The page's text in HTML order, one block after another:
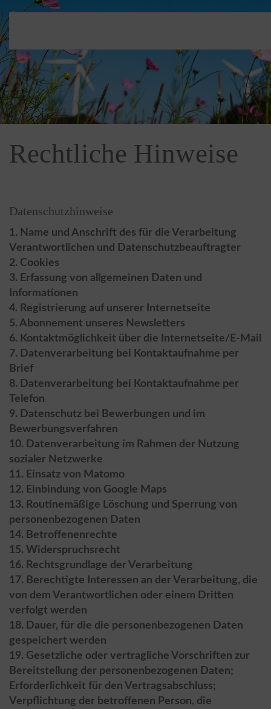
Rechtliche Hinweise
Datenschutzhinweise
1. Name und Anschrift des für die Verarbeitung
Verantwortlichen und Datenschutzbeauftragter
2. Cookies
3. Erfassung von allgemeinen Daten und
Informationen
4. Registrierung auf unserer Internetseite
5. Abonnement unseres Newsletters
6. Kontaktmöglichkeit über die Internetseite/E-Mail
7. Datenverarbeitung bei Kontaktaufnahme per
Brief
8. Datenverarbeitung bei Kontaktaufnahme per
Telefon
9. Datenschutz bei Bewerbungen und im
Bewerbungsverfahren
10. Datenverarbeitung im Rahmen der Nutzung
sozialer Netzwerke
11. Einsatz von Matomo
12. Einbindung von Google Maps
13. Routinemäßige Löschung und Sperrung von
personenbezogenen Daten
14. Betroffenenrechte
15. Widerspruchsrecht
16. Rechtsgrundlage der Verarbeitung
17. Berechtigte Interessen an der Verarbeitung, die
von dem Verantwortlichen oder einem Dritten
verfolgt werden
18. Dauer, für die die personenbezogenen Daten
gespeichert werden
19. Gesetzliche oder vertragliche Vorschriften zur
Bereitstellung der personenbezogenen Daten;
Erforderlichkeit für den Vertragsabschluss;
Verpflichtung der betroffenen Person, die